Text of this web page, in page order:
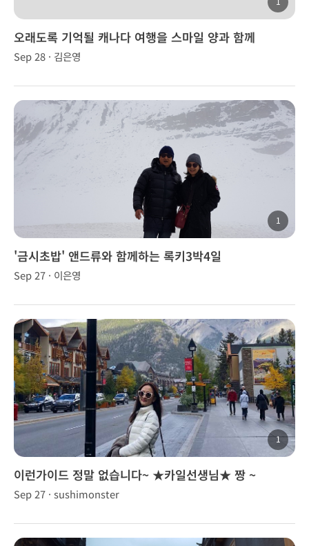
오래도록 기억될 캐나다 여행을 스마일 양과 함께
Sep 28 · 김은영
1
'금시초밥' 앤드류와 함께하는 록키3박4일
Sep 27 · 이은영
1
이런가이드 정말 없습니다~ ★카일선생님★ 짱 ~
Sep 27 · sushimonster